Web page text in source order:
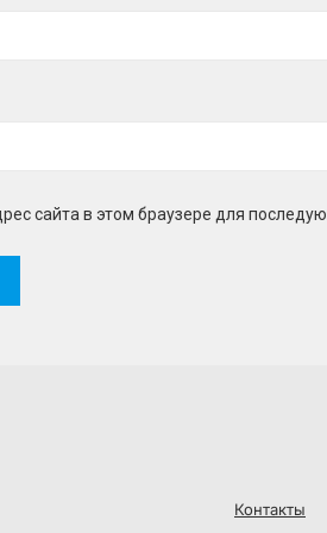
сайта в этом браузере для
Контакты